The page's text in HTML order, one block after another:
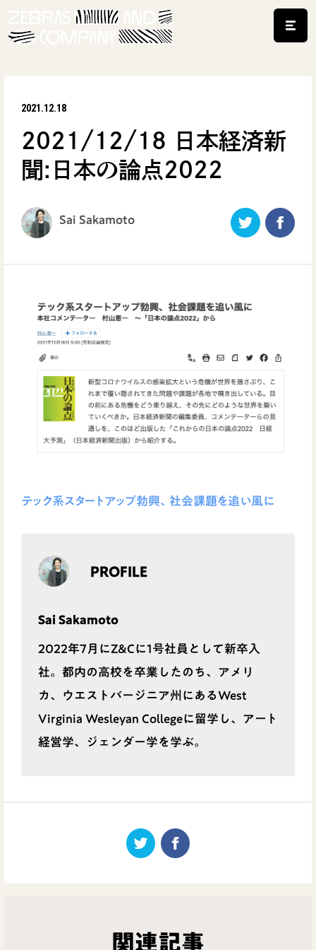
2021.12.18
2021/12/18 日本経済新
聞:日本の論点2022
Sai Sakamoto
テック系スタートアップ勃興、社会課題を追い風に
PROFILE
Sai Sakamoto
2022年7月にZ&Cに1号社員として新卒入
社。都内の高校を卒業したのち、アメリ
カ、ウエストバージニア州にあるWest
Virginia Wesleyan Collegeに留学し、アート
経営学、ジェンダー学を学ぶ。
関連記事